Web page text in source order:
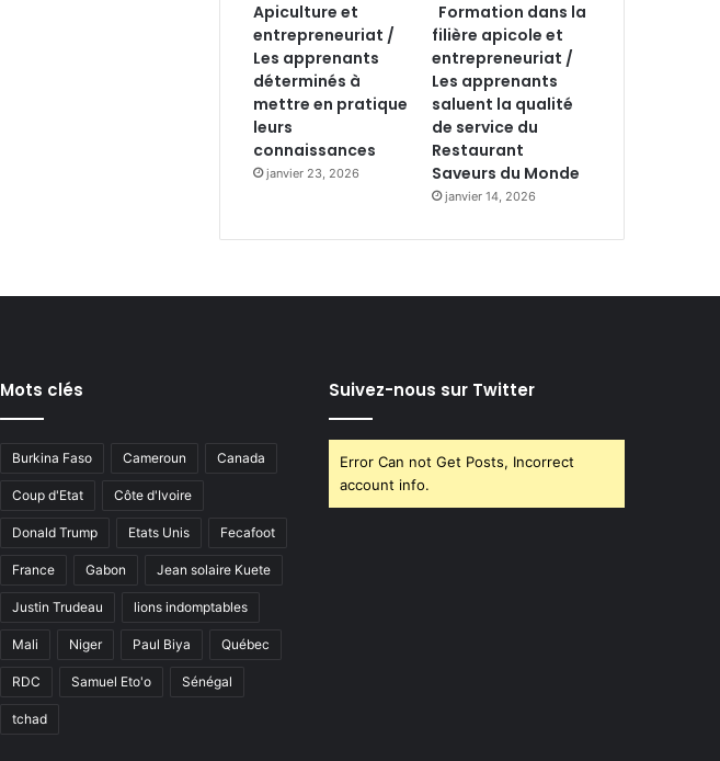
Apiculture et
entrepreneuriat /
Les apprenants
déterminés à
mettre en pratique
leurs
connaissances
janvier 23, 2026
Formation dans la
filière apicole et
entrepreneuriat /
Les apprenants
saluent la qualité
de service du
Restaurant
Saveurs du Monde
janvier 14, 2026
Mots clés
Burkina Faso Cameroun Canada
Coup d'Etat Côte d'Ivoire
Donald Trump Etats Unis Fecafoot
France Gabon Jean solaire Kuete
Justin Trudeau lions indomptables
Mali Niger Paul Biya Québec
RDC Samuel Eto'o Sénégal
tchad
Suivez-nous sur Twitter
Error Can not Get Posts, Incorrect
account info.